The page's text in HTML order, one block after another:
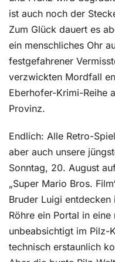
ist auch noch der
Zum Glück dauert es
ein menschliches Ohr
festgefahrener
verzwickten Mordfall
Eberhofer-Krimi-Reihe
Provinz.
Endlich: Alle Retro-
aber auch unsere
Sonntag, 20. August
„Super Mario Bros.
Bruder Luigi
Röhre ein Portal in
unbeabsichtigt im Pilz-
technisch erstaunlich